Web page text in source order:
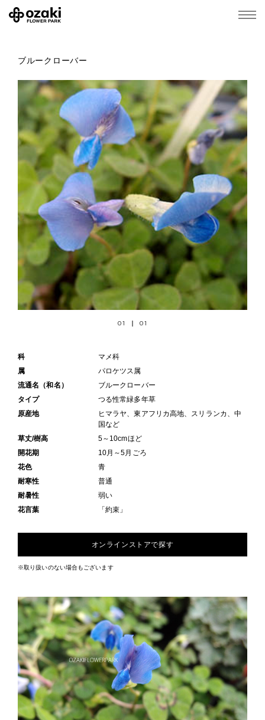
ブルークローバー
01 01
科
マメ科
属
パロケツス属
流通名（和名）
ブルークローバー
タイプ
つる性常緑多年草
原産地
ヒマラヤ、東アフリカ高地、スリランカ、中
国など
草丈/樹高
5～10cmほど
開花期
10月～5月ごろ
花色
青
耐寒性
普通
耐暑性
弱い
花言葉
「約束」
オンラインストアで探す
※取り扱いのない場合もございます